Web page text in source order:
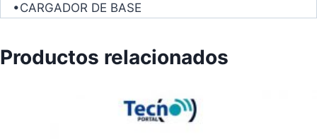
•CARGADOR DE BASE
Productos relacionados